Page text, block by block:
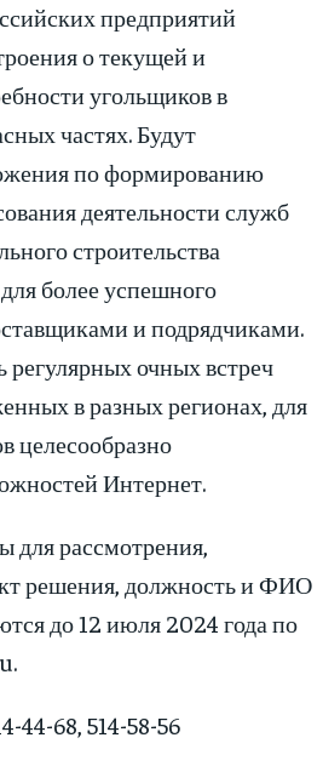
предприятий
о текущей и
угольщиков в
частях. Будут
по формированию
деятельности служб
строительства
более успешного
и подрядчиками.
очных встреч
в разных регионах, для
целесообразно
Интернет.
для рассмотрения,
решения, должность и ФИО
до 12 июля 2024 года по
44-68, 514-58-56